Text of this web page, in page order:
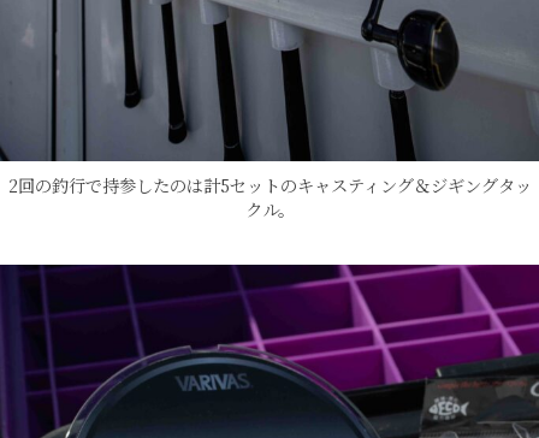
2回の釣行で持参したのは計5セットのキャスティング＆ジギングタッ
クル。